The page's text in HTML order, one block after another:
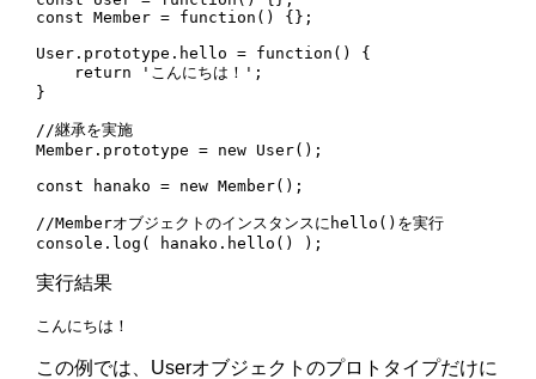
const Member = function() {};
User.prototype.hello = function() {
    return 'こんにちは！';
}
//継承を実施
Member.prototype = new User();
const hanako = new Member();
//Memberオブジェクトのインスタンスにhello()を実行
実行結果
この例では、Userオブジェクトのプロトタイプだけに